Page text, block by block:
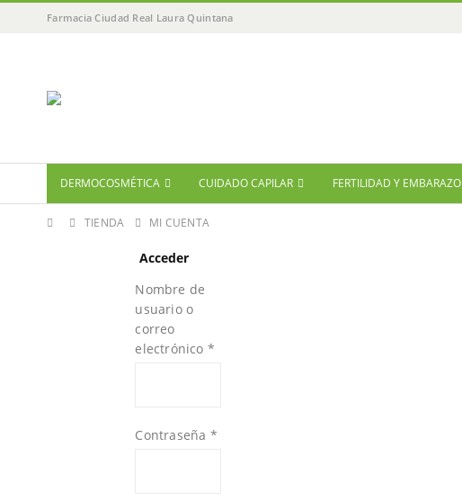
Farmacia Ciudad Real Laura Quintana
DERMOCOSMÉTICA CUIDADO CAPILAR FERTILIDAD Y EMBARAZO
TIENDA MI CUENTA
Acceder
Nombre de
usuario o
correo
electrónico *
Contraseña *